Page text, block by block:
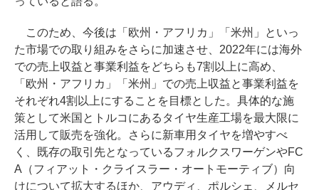
このため、今後は「欧州・アフリカ」「米州」といっ
た市場での取り組みをさらに加速させ、2022年には海外
での売上収益と事業利益をどちらも7割以上に高め、
「欧州・アフリカ」「米州」での売上収益と事業利益を
それぞれ4割以上にすることを目標とした。具体的な施
策として米国とトルコにあるタイヤ生産工場を最大限に
活用して販売を強化。さらに新車用タイヤを増やすべ
く、既存の取引先となっているフォルクスワーゲンやFC
A（フィアット・クライスラー・オートモーティブ）向
けについて拡大するほか、アウディ、ポルシェ、メルセ